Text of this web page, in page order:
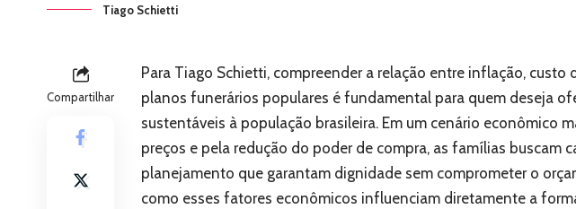
Tiago Schietti
Compartilhar
Para Tiago Schietti, compreender a relação entre inflação, custo
planos funerários populares é fundamental para quem deseja
sustentáveis à população brasileira. Em um cenário econômico
preços e pela redução do poder de compra, as famílias buscam
planejamento que garantam dignidade sem comprometer o
como esses fatores econômicos influenciam diretamente a